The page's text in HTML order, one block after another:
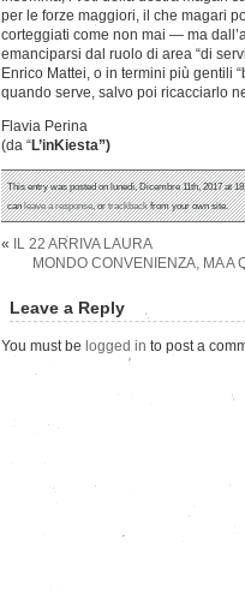
per le forze maggiori, il che magari
corteggiati come non mai — ma
emanciparsi dal ruolo di area “di
Enrico Mattei, o in termini più gentili
quando serve, salvo poi ricacciarlo
Flavia Perina
(da “L’inKiesta”)
This entry was posted on lunedì, Dicembre 11th, 2017 at
canleave a response, ortrackbackfrom your own site.
«
IL 22 ARRIVA LAURA
MONDO CONVENIENZA, MA A
Leave a Reply
You must be logged in to post a